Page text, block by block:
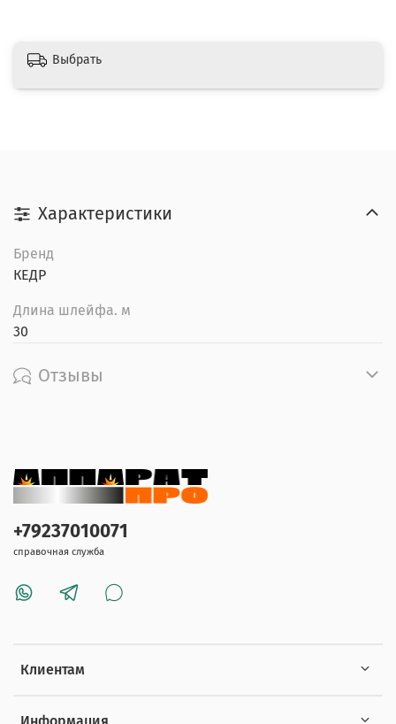
Выбрать
Характеристики
Бренд
КЕДР
Длина шлейфа. м
30
Отзывы
Клиентам
Информация
+79237010071
справочная служба